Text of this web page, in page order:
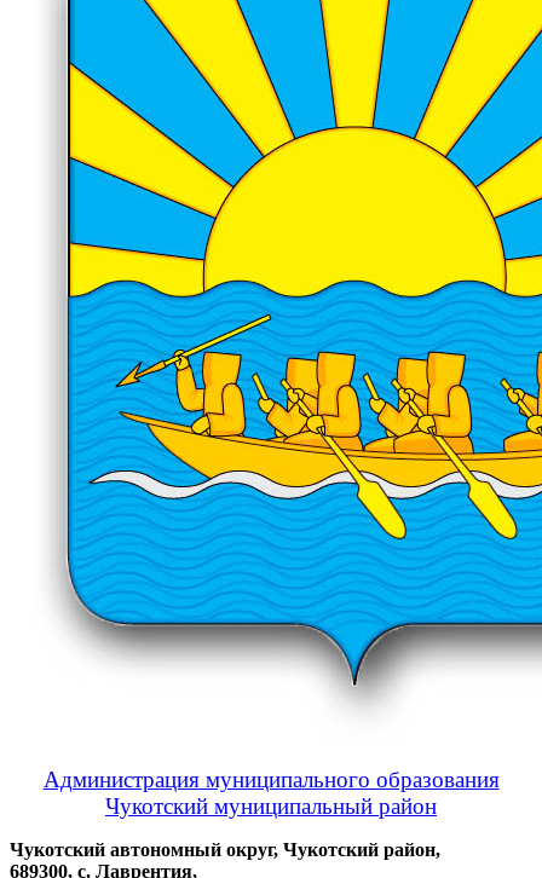
Администрация муниципального образования
Чукотский муниципальный район
Чукотский автономный округ, Чукотский район,
689300, с. Лаврентия,